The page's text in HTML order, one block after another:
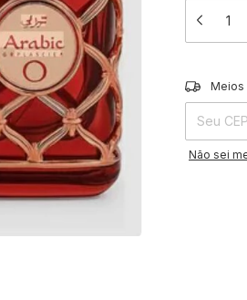
Entregas
Meios
Não sei